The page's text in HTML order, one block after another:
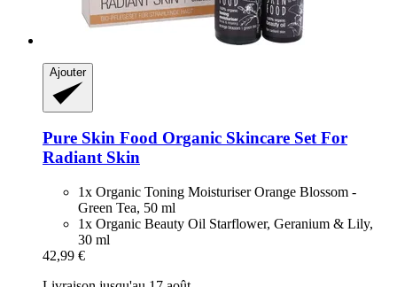
Ajouter
Pure Skin Food Organic Skincare Set For
Radiant Skin
1x Organic Toning Moisturiser Orange Blossom -
Green Tea, 50 ml
1x Organic Beauty Oil Starflower, Geranium & Lily,
30 ml
42,99 €